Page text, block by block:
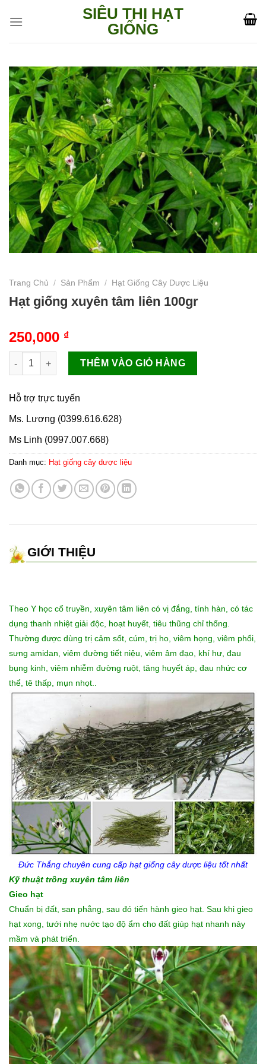
SIÊU THỊ HẠT
GIỐNG
Trang Chủ / Sản Phẩm / Hạt Giống Cây Dược Liệu
Hạt giống xuyên tâm liên 100gr
250,000 ₫
Hạt giống xuyên tâm liên 100gr số lượng
THÊM VÀO GIỎ HÀNG
Hỗ trợ trực tuyến
Ms. Lương (0399.616.628)
Ms Linh (0997.007.668)
Danh mục: Hạt giống cây dược liệu
GIỚI THIỆU
Theo Y học cổ truyền, xuyên tâm liên có vị đắng, tính hàn, có tác
dụng thanh nhiệt giải độc, hoạt huyết, tiêu thũng chỉ thống.
Thường được dùng trị cảm sốt, cúm, trị ho, viêm họng, viêm phổi,
sưng amidan, viêm đường tiết niệu, viêm âm đạo, khí hư, đau
bụng kinh, viêm nhiễm đường ruột, tăng huyết áp, đau nhức cơ
thể, tê thấp, mụn nhọt..
Đức Thắng chuyên cung cấp hạt giống cây dược liệu tốt nhất
Kỹ thuật trồng xuyên tâm liên
Gieo hạt
Chuẩn bị đất, san phẳng, sau đó tiến hành gieo hạt. Sau khi gieo
hạt xong, tưới nhẹ nước tạo độ ẩm cho đất giúp hạt nhanh nảy
mầm và phát triển.